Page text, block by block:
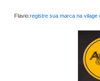
Flavio:registre sua marca na vilage